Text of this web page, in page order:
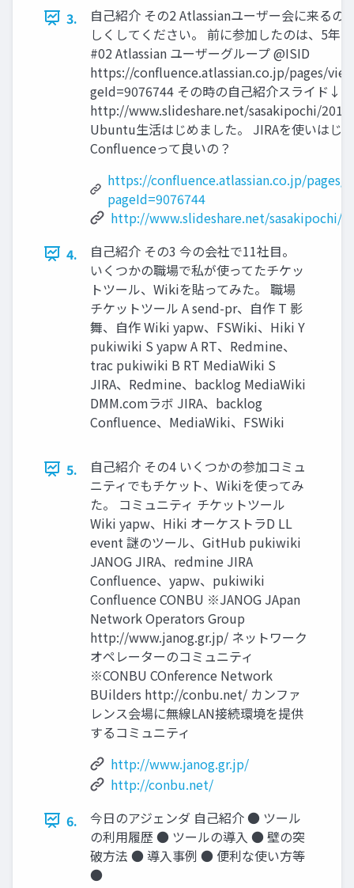
3.
自己紹介 その2 Atlassianユーザー会に来るの
しくしてください。 前に参加したのは、5年
#02 Atlassian ユーザーグループ @ISID
https://confluence.atlassian.co.jp/pages/
geId=9076744 その時の自己紹介スライド↓
http://www.slideshare.net/sasakipochi/
Ubuntu生活はじめました。 JIRAを使いはじ
Confluenceって良いの？
https://confluence.atlassian.co.jp/pages/
pageId=9076744
http://www.slideshare.net/sasakipochi/
4.
自己紹介 その3 今の会社で11社目。
いくつかの職場で私が使ってたチケッ
トツール、Wikiを貼ってみた。 職場
チケットツール A send-pr、自作 T 影
舞、自作 Wiki yapw、FSWiki、Hiki Y
pukiwiki S yapw A RT、Redmine、
trac pukiwiki B RT MediaWiki S
JIRA、Redmine、backlog MediaWiki
DMM.comラボ JIRA、backlog
Confluence、MediaWiki、FSWiki
5.
自己紹介 その4 いくつかの参加コミュ
ニティでもチケット、Wikiを使ってみ
た。 コミュニティ チケットツール
Wiki yapw、Hiki オーケストラD LL
event 謎のツール、GitHub pukiwiki
JANOG JIRA、redmine JIRA
Confluence、yapw、pukiwiki
Confluence CONBU ※JANOG JApan
Network Operators Group
http://www.janog.gr.jp/ ネットワーク
オペレーターのコミュニティ
※CONBU COnference Network
BUilders http://conbu.net/ カンファ
レンス会場に無線LAN接続環境を提供
するコミュニティ
http://www.janog.gr.jp/
http://conbu.net/
6.
今日のアジェンダ 自己紹介 ● ツール
の利用履歴 ● ツールの導入 ● 壁の突
破方法 ● 導入事例 ● 便利な使い方等
●